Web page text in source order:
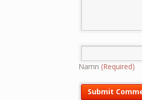
Namn(Required)